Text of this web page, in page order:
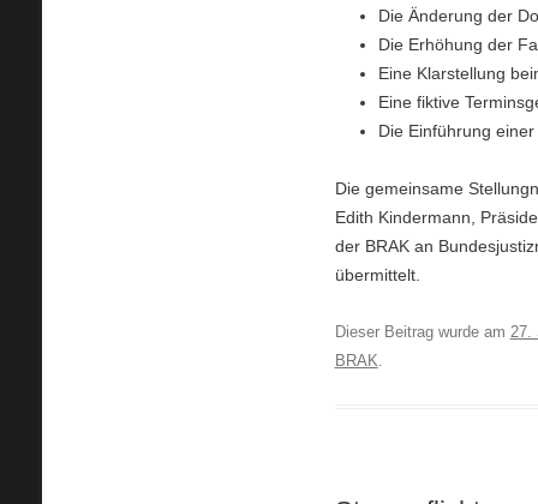
Die Änderung der
Die Erhöhung der
Eine Klarstellung
Eine fiktive
Die Einführung
Die gemeinsame
Edith Kindermann,
der BRAK an
übermittelt.
Dieser Beitrag wurde am 27.
BRAK.